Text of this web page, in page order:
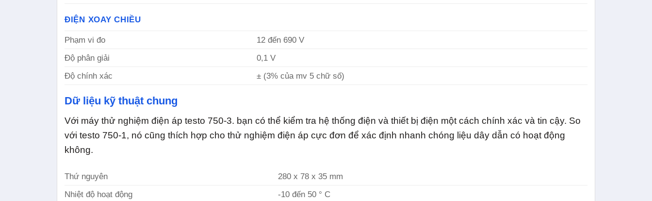
ĐIỆN XOAY CHIỀU
Phạm vi đo
12 đến 690 V
Độ phân giải
0,1 V
Độ chính xác
± (3% của mv 5 chữ số)
Dữ liệu kỹ thuật chung
Với máy thử nghiệm điện áp testo 750-3. bạn có thể kiểm tra hệ thống điện và thiết bị điện một cách chính xác và tin cậy. So
với testo 750-1, nó cũng thích hợp cho thử nghiệm điện áp cực đơn để xác định nhanh chóng liệu dây dẫn có hoạt động
không.
Thứ nguyên
280 x 78 x 35 mm
Nhiệt độ hoạt động
-10 đến 50 ° C